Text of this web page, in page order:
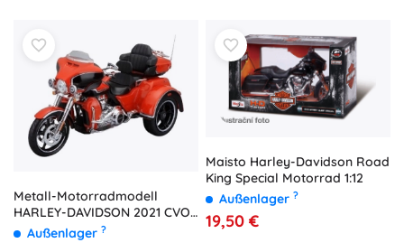
Metall-Motorradmodell
HARLEY-DAVIDSON 2021 CVO
Tri Glide 1:12, orange
Außenlager ?
Maisto Harley-Davidson Road
King Special Motorrad 1:12
Außenlager ?
19,50 €